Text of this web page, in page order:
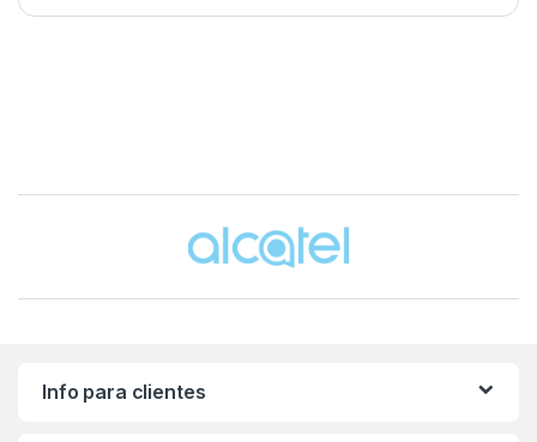
Info para clientes